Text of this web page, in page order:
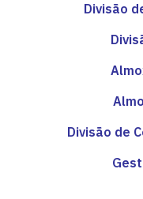
Divisão
Divisão de